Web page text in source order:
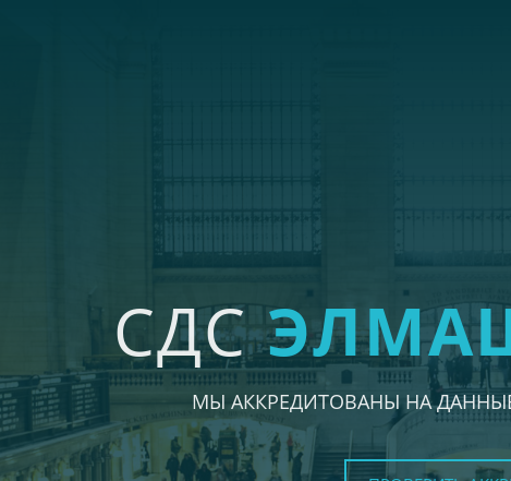
СДС
МЫ АККРЕДИТОВАНЫ НА